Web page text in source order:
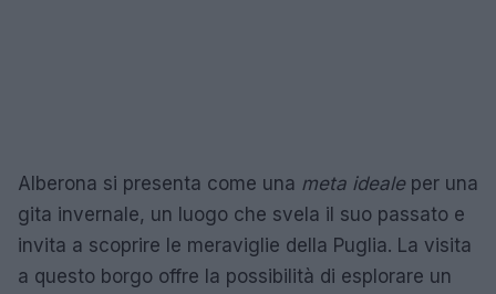
Alberona si presenta come una meta idealeper una
gita invernale, un luogo che svela il suo passato e
invita a scoprire le meraviglie della Puglia. La visita
a questo borgo offre la possibilità di esplorare un